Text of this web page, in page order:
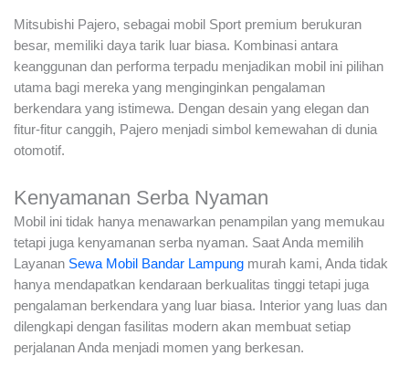
Mitsubishi Pajero, sebagai mobil Sport premium berukuran
besar, memiliki daya tarik luar biasa. Kombinasi antara
keanggunan dan performa terpadu menjadikan mobil ini pilihan
utama bagi mereka yang menginginkan pengalaman
berkendara yang istimewa. Dengan desain yang elegan dan
fitur-fitur canggih, Pajero menjadi simbol kemewahan di dunia
otomotif.
Kenyamanan Serba Nyaman
Mobil ini tidak hanya menawarkan penampilan yang memukau
tetapi juga kenyamanan serba nyaman. Saat Anda memilih
Layanan Sewa Mobil Bandar Lampungmurah kami, Anda tidak
hanya mendapatkan kendaraan berkualitas tinggi tetapi juga
pengalaman berkendara yang luar biasa. Interior yang luas dan
dilengkapi dengan fasilitas modern akan membuat setiap
perjalanan Anda menjadi momen yang berkesan.